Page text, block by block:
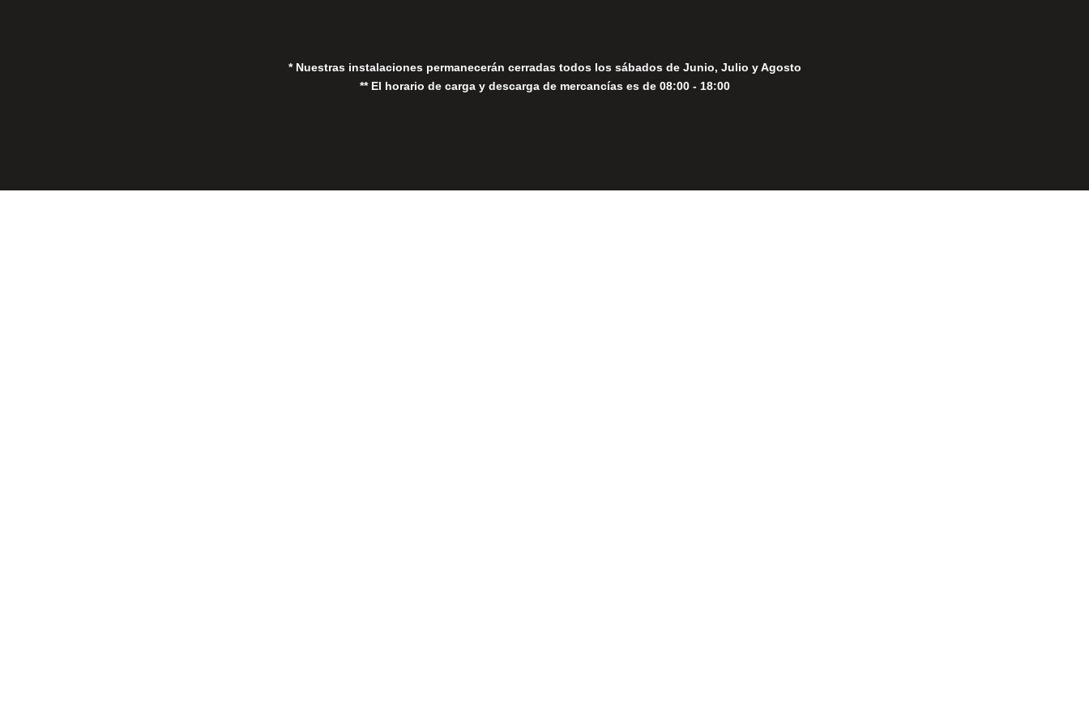
* Nuestras instalaciones permanecerán cerradas todos los sábados de Junio, Julio y Agosto
** El horario de carga y descarga de mercancías es de 08:00 - 18:00